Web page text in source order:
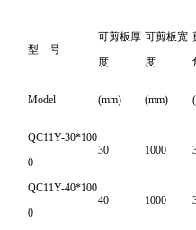
型 号
可剪板厚
度
可剪板宽
度
Model (mm) (mm)
QC11Y-30*100
0
30 1000
QC11Y-40*100
0
40 1000